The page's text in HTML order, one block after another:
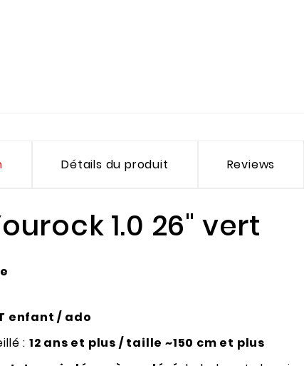
Détails du produit Reviews
1.0 26" vert
enfant / ado
: 12 ans et plus / taille ~150 cm et plus